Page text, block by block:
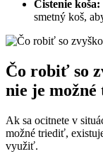
Čistenie koša:
smetný koš,
Čo robiť so
nie je
Ak sa ocitnete v
možné triediť,
využiť.